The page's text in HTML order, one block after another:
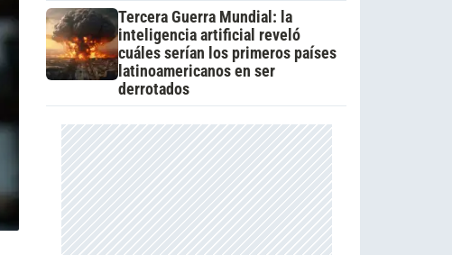
Tercera Guerra Mundial: la
inteligencia artificial reveló
cuáles serían los primeros países
latinoamericanos en ser
derrotados